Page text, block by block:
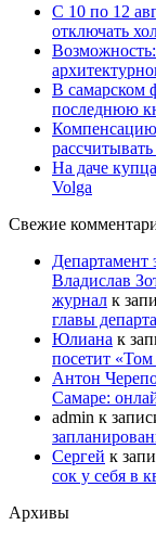
С 10 по 12
отключать
В самарском
последнюю
На даче
Volga
Свежие
Департамент
Владислав
журнал к
главы
Юлиана к
посетит
Антон
Самаре:
admin к
Сергей к
сок у себя в
Архивы